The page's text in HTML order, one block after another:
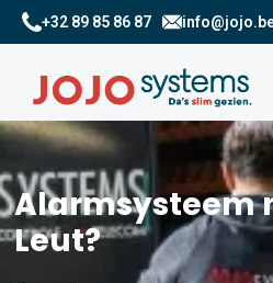
+32 89 85 86 87
Alarmsysteem
Leut?